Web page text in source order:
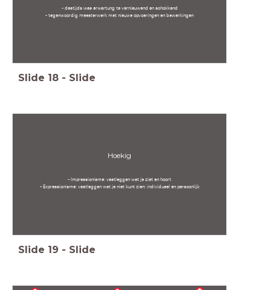
- destijds was erwartung te vernieuwend en schokkend
- tegenwoordig meesterwerk met nieuwe opvoeringen en bewerkingen
Slide 18 - Slide
Hoekig
- Impressionisme: vastleggen wat je ziet en hoort
- Expressionisme: vastleggen wat je niet kunt zien: individueel en persoonlijk
Slide 19 - Slide